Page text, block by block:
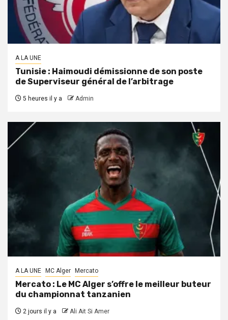
A LA UNE
Tunisie : Haimoudi démissionne de son poste
de Superviseur général de l’arbitrage
5 heures il y a Admin
A LA UNE MC Alger Mercato
Mercato : Le MC Alger s’offre le meilleur buteur
du championnat tanzanien
2 jours il y a Ali Ait Si Amer